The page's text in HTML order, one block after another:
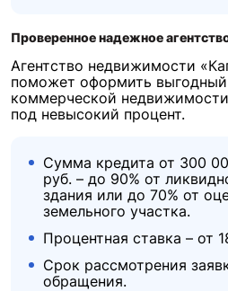
Проверенное надежное
Агентство недвижимости
поможет оформить выгодный
коммерческой
под невысокий процент.
Сумма кредита от 300
руб. – до 90% от
здания или до 70% от
земельного участка.
Процентная ставка – от
Срок рассмотрения
обращения.